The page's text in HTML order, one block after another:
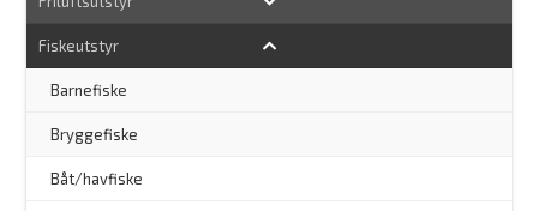
Fiskeutstyr
Barnefiske
Bryggefiske
Båt/havfiske